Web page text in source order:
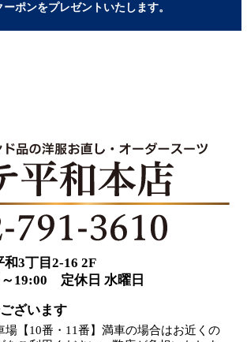
ーポンをプレゼントいたします。
3丁目2-16 2F
19:00 定休日 水曜日
ざいます
場【10番・11番】満車の場合はお近くの